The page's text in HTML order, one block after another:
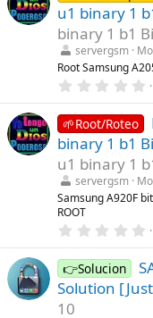
(
s
)
e
s
t
r
e
l
a
(
u1 binary 1
binary 1 b1
servergsm
Root Samsung
0
0
0
e
s
t
r
e
l
s
)
🌱Root/Roteo
binary 1 b1
u1 binary 1
servergsm
Samsung A920F
ROOT
0
0
0
e
s
👉Solucion
Solution
10